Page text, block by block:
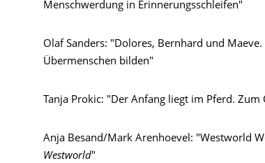
Menschwerdung in Erinnerungsschleifen"
Olaf Sanders: "Dolores, Bernhard und
Übermenschen bilden"
Tanja Prokic: "Der Anfang liegt im Pferd. Zum
Anja Besand/Mark Arenhoevel: "Westworld
Westworld"